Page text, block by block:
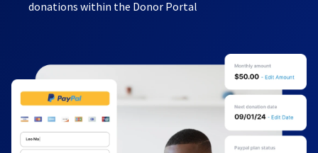
donations within the Donor Portal